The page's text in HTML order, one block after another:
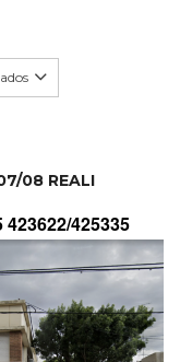
08 REALI
423622/425335